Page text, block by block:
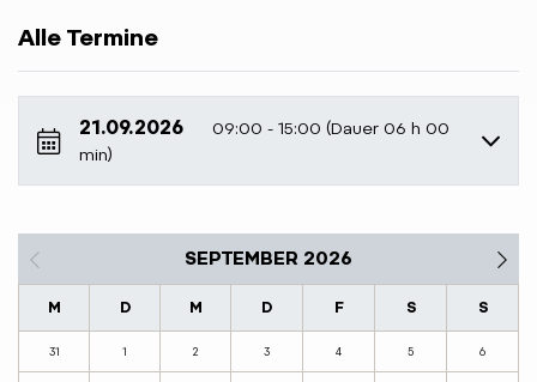
Alle Termine
21.09.2026
09:00 - 15:00 (Dauer 06 h 00
min)
SEPTEMBER 2026
M D M D F S S
31 1 2 3 4 5 6